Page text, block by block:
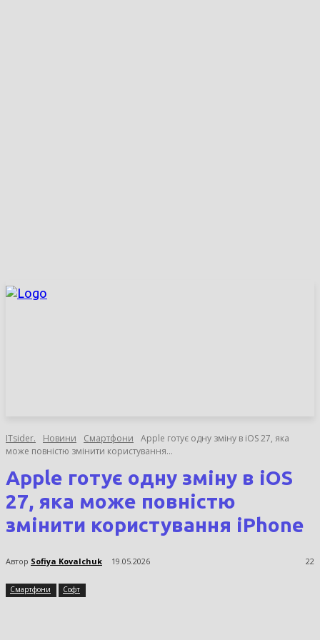
ITsider. Новини Смартфони
Apple готує одну зміну в iOS 27, яка
може повністю змінити користування...
Apple готує одну зміну в iOS
27, яка може повністю
змінити користування iPhone
Автор Sofiya Kovalchuk 19.05.2026 22
Смартфони Софт